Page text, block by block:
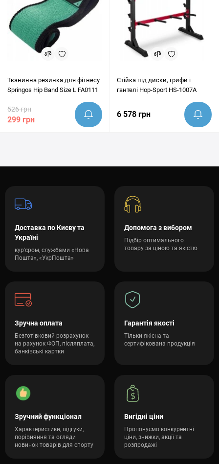
Тканинна резинка для фітнесу
Springos Hip Band Size L FA0111
526 грн
299 грн
Стійка під диски, грифи і
гантелі Hop-Sport HS-1007A
6 578 грн
Доставка по Києву та
Україні
кур'єром, службами «Нова
Пошта», «УкрПошта»
Допомога з вибором
Підбір оптимального
товару за ціною та якістю
Зручна оплата
Безготівковий розрахунок
на рахунок ФОП, післяплата,
банківські картки
Гарантія якості
Тільки якісна та
сертифікована продукція
Зручний функціонал
Характеристики, відгуки,
порівняння та огляди
новинок товарів для спорту
Вигідні ціни
Пропонуємо конкурентні
ціни, знижки, акції та
розпродажі